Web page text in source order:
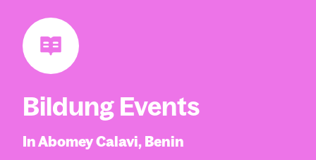
Bildung Events
In Abomey Calavi, Benin